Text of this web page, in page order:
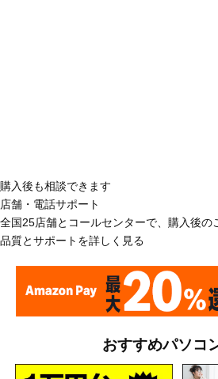
購入後も相談できます
店舗・電話サポート
全国25店舗とコールセンターで、購入後
品質とサポートを詳しく見る
おすすめパソコ